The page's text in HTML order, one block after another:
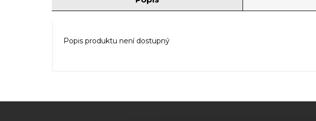
Popis produktu není dostupný